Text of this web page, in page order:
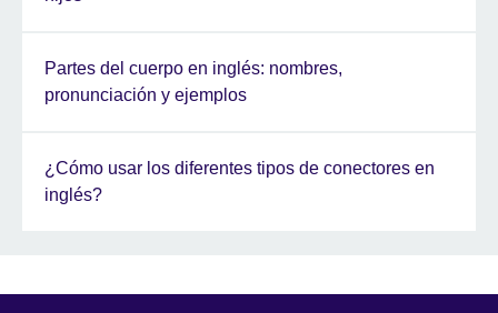
Partes del cuerpo en inglés: nombres,
pronunciación y ejemplos
¿Cómo usar los diferentes tipos de conectores en
inglés?